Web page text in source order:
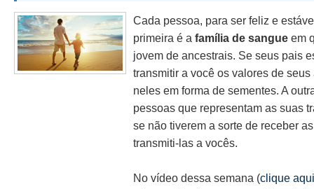
Cada pessoa, para ser feliz e
primeira é a família de sangue em
jovem de ancestrais. Se seus pais
transmitir a você os valores de
neles em forma de sementes. A
pessoas que representam as suas
se não tiverem a sorte de receber
transmiti-las a vocês.
No vídeo dessa semana (clique aqui